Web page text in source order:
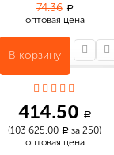
74.36 a
оптовая цена
В корзину
414.50 a
(103 625.00 a за 250)
оптовая цена